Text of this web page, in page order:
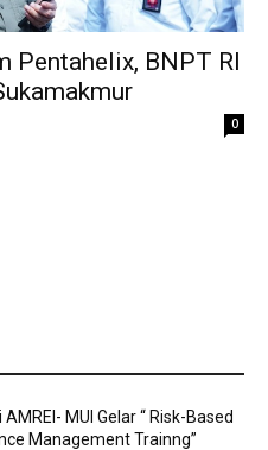
Pentahelix, BNPT RI
0
MUI Gelar “ Risk-Based
Management Trainng”